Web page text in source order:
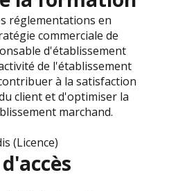
réglementations en
commerciale de
d'établissement
de l'établissement
à la satisfaction
client et d'optimiser la
marchand.
(Licence)